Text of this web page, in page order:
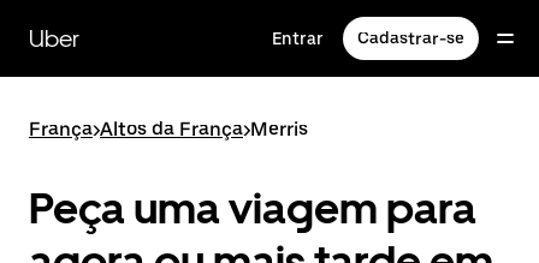
para
conteúdo
Uber Entrar Cadastrar-se
França>Altos da França>Merris
Peça uma viagem para